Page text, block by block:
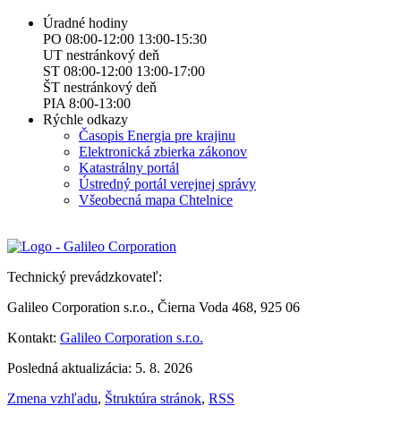
Úradné hodiny
PO 08:00-12:00 13:00-15:30
UT nestránkový deň
ST 08:00-12:00 13:00-17:00
ŠT nestránkový deň
PIA 8:00-13:00
Rýchle odkazy
Časopis Energia pre krajinu
Elektronická zbierka zákonov
Katastrálny portál
Ústredný portál verejnej správy
Všeobecná mapa Chtelnice
Technický prevádzkovateľ:
Galileo Corporation s.r.o., Čierna Voda 468, 925 06
Kontakt: Galileo Corporation s.r.o.
Posledná aktualizácia: 5. 8. 2026
Zmena vzhľadu, Štruktúra stránok, RSS